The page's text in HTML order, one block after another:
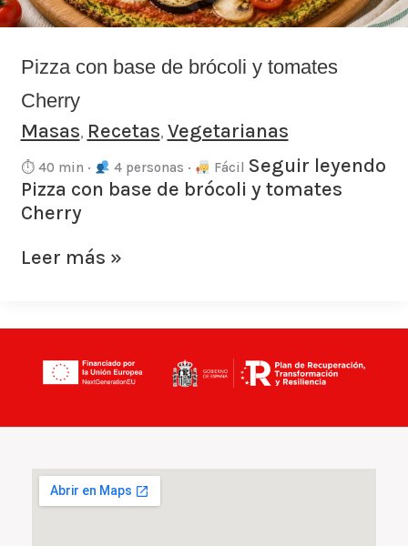
Pizza con base de brócoli y tomates
Cherry
Masas, Recetas, Vegetarianas
⏱ 40 min · 4 personas · Fácil Seguir leyendo
Pizza con base de brócoli y tomates
Cherry
Leer más »